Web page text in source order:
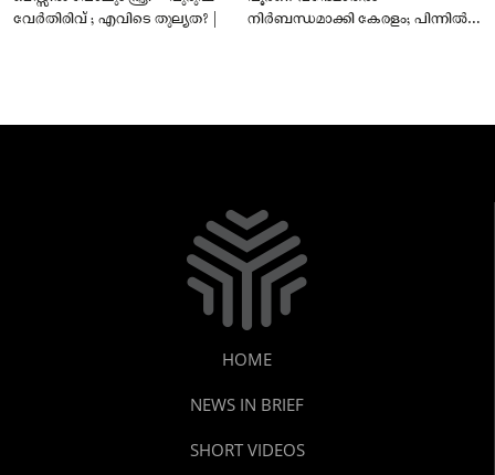
വേർതിരിവ് ; എവിടെ തുല്യത? |
നിർബന്ധമാക്കി കേരളം; പിന്നിൽ
HOME
NEWS IN BRIEF
SHORT VIDEOS